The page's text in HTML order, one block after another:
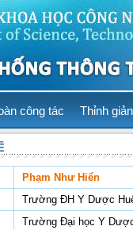
công tác Thỉnh
Phạm Như Hiển
Trường ĐH Y Dược
Trường Đại học Y